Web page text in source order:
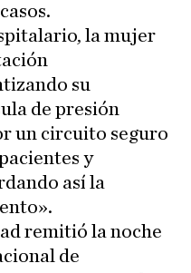
la mujer
su
de presión
un circuito seguro
y
así la
remitió la noche
de